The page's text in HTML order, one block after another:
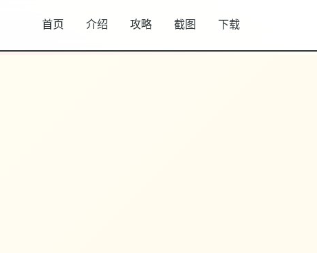
首页 介绍 攻略 截图 下载